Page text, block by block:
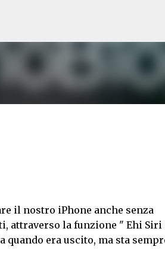
contenuti principali
il nostro iPhone anche senza
attraverso la funzione " Ehi Siri
quando era uscito, ma sta